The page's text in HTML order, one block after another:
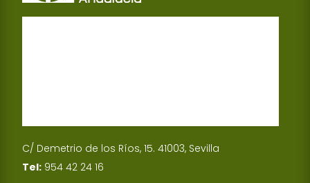
C/ Demetrio de los Ríos, 15. 41003, Sevilla
Tel: 954 42 24 16